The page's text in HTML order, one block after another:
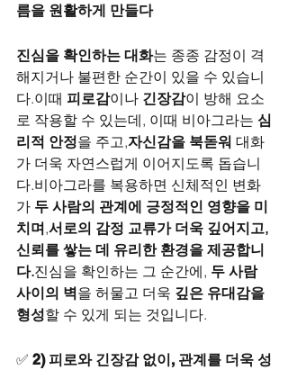
름을 원활하게 만들다
진심을 확인하는 대화는 종종 감정이 격
해지거나 불편한 순간이 있을 수 있습니
다.이때 피로감이나 긴장감이 방해 요소
로 작용할 수 있는데, 이때 비아그라는 심
리적 안정을 주고,자신감을 북돋워 대화
가 더욱 자연스럽게 이어지도록 돕습니
다.비아그라를 복용하면 신체적인 변화
가 두 사람의 관계에 긍정적인 영향을 미
치며,서로의 감정 교류가 더욱 깊어지고,
신뢰를 쌓는 데 유리한 환경을 제공합니
다.진심을 확인하는 그 순간에, 두 사람
사이의 벽을 허물고 더욱 깊은 유대감을
형성할 수 있게 되는 것입니다.
✅ 2) 피로와 긴장감 없이, 관계를 더욱 성